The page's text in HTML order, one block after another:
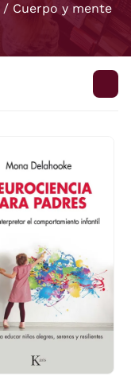
Cuerpo y mente